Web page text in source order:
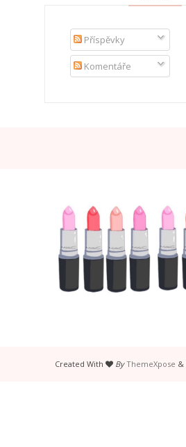
Příspěvky
Komentáře
Created With By ThemeXpose &